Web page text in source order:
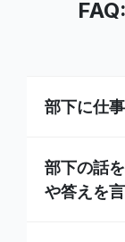
部下に仕
部下の話
や答えを